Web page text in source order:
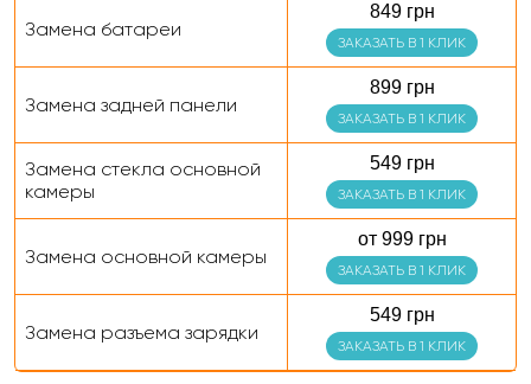
Замена батареи
849 грн
ЗАКАЗАТЬ В 1 КЛИК
Замена задней панели
899 грн
ЗАКАЗАТЬ В 1 КЛИК
Замена стекла основной
камеры
549 грн
ЗАКАЗАТЬ В 1 КЛИК
Замена основной камеры
от 999 грн
ЗАКАЗАТЬ В 1 КЛИК
Замена разъема зарядки
549 грн
ЗАКАЗАТЬ В 1 КЛИК